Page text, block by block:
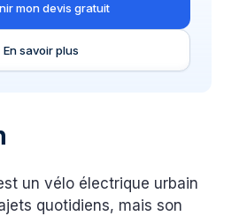
mon devis gratuit
En savoir plus
un vélo électrique urbain
quotidiens, mais son